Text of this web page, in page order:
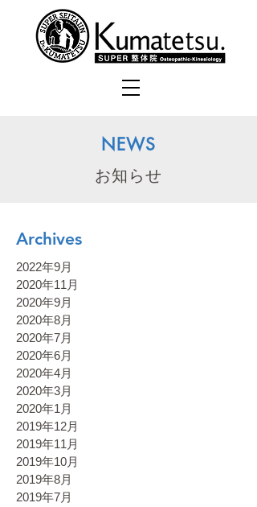
NEWS
お知らせ
Archives
2022年9月
2020年11月
2020年9月
2020年8月
2020年7月
2020年6月
2020年4月
2020年3月
2020年1月
2019年12月
2019年11月
2019年10月
2019年8月
2019年7月